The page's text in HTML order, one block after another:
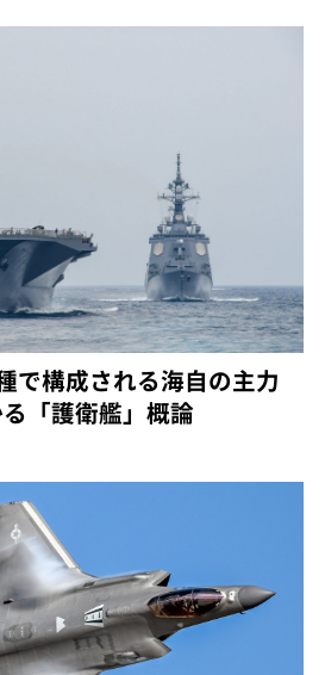
で構成される海自の主力
「護衛艦」概論